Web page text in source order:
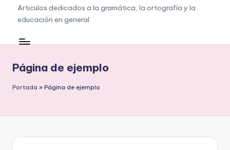
G
r
a
á
ti
Articulos dedicados a la gramática, la ortografía y la
educación en general
Página de ejemplo
Portada » Página de ejemplo